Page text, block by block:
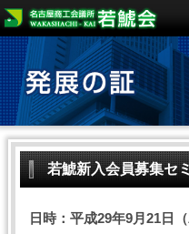
若鯱新入会員募集セ
日時：平成29年9月21日